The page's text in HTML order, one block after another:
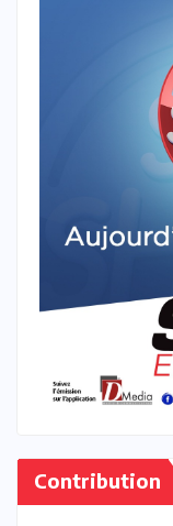
Contribution